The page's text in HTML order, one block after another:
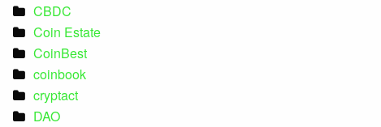
CBDC
Coin Estate
CoinBest
coinbook
cryptact
DAO